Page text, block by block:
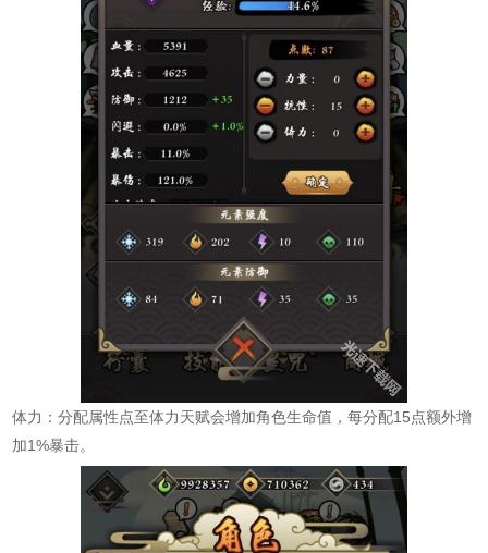
体力：分配属性点至体力天赋会增加角色生命值，每分配15点额外增
加1%暴击。